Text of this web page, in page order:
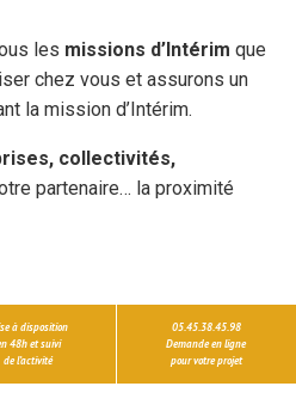
les missions d’Intérim que
chez vous et assurons un
la mission d’Intérim.
collectivités,
partenaire… la proximité
à disposition
48h et suivi
de l’activité
05.45.38.45.98
Demande en ligne
pour votre projet